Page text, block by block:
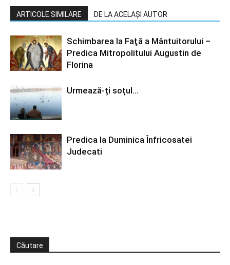
ARTICOLE SIMILARE DE LA ACELAȘI AUTOR
Schimbarea la Faţă a Mântuitorului –
Predica Mitropolitului Augustin de
Florina
Urmează-ți soțul…
Predica la Duminica Înfricosatei
Judecati
Căutare